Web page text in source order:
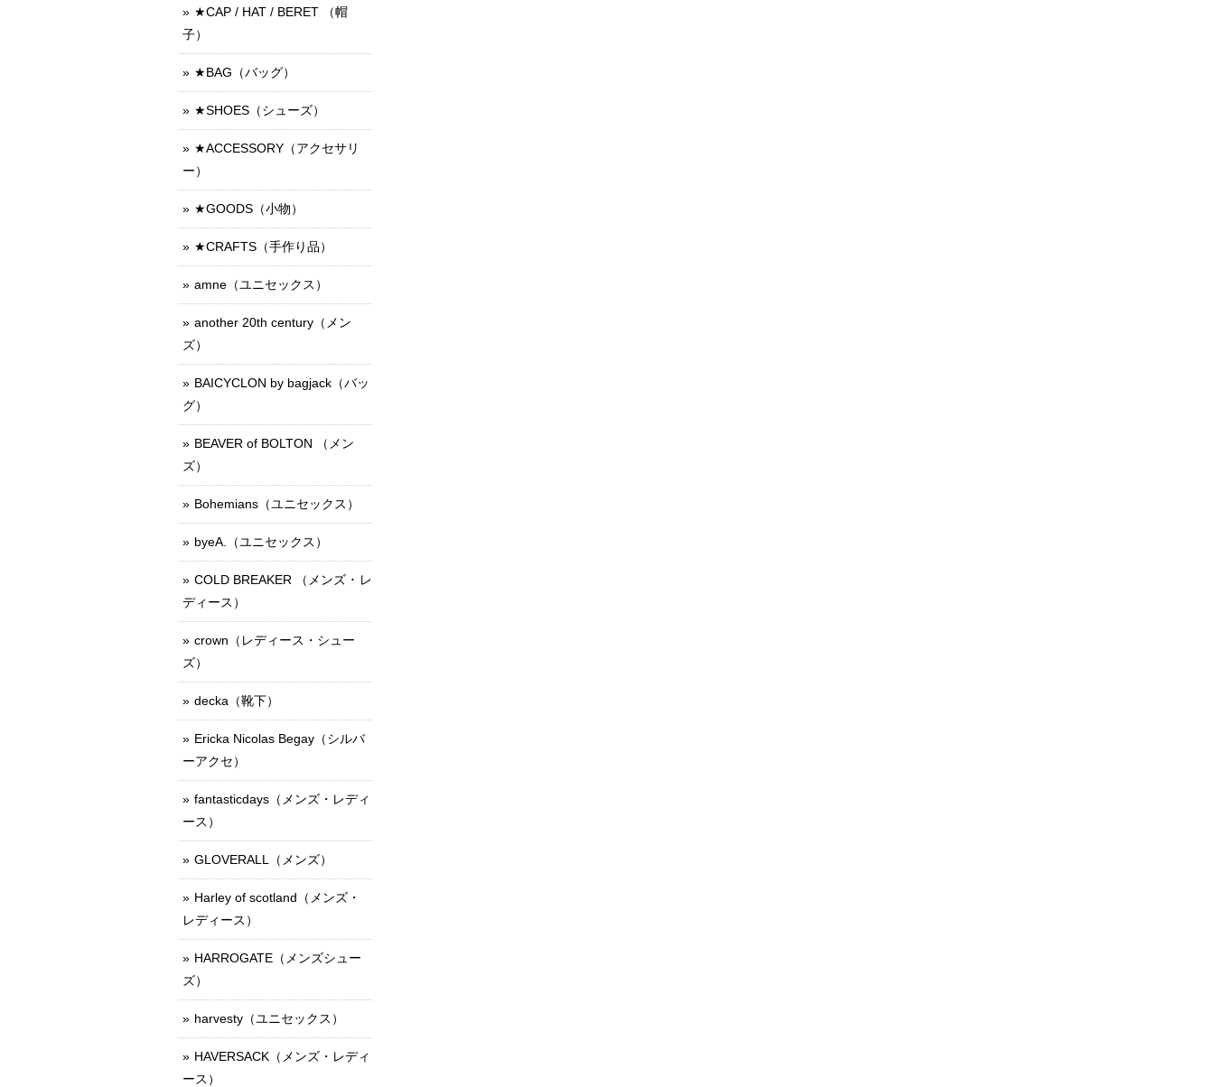
★CAP / HAT / BERET （帽
子）
★BAG（バッグ）
★SHOES（シューズ）
★ACCESSORY（アクセサリ
ー）
★GOODS（小物）
★CRAFTS（手作り品）
amne（ユニセックス）
another 20th century（メン
ズ）
BAICYCLON by bagjack（バッ
グ）
BEAVER of BOLTON （メン
ズ）
Bohemians（ユニセックス）
byeA.（ユニセックス）
COLD BREAKER （メンズ ･ レ
ディース）
crown（レディース・シュー
ズ）
decka（靴下）
Ericka Nicolas Begay（シルバ
ーアクセ）
fantasticdays（メンズ・レディ
ース）
GLOVERALL（メンズ）
Harley of scotland（メンズ・
レディース）
HARROGATE（メンズシュー
ズ）
harvesty（ユニセックス）
HAVERSACK（メンズ・レディ
ース）